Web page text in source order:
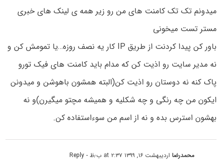
میدونم تک تک کامنت های من رو زیر همه ی لینک های خبری
مستر تست میخونی
باور کن پیدا کردنت از طریق IP کار یه نصف روزه…یا تمومش کن و
نه مدیر سایت رو اذیت کن که مدام باید کامنت های فیک تورو
پاک کنه نه دوستان رو اذیت کن(البته همشون باهوشن و میدونن
ایکون من چه رنگی و چه شکلیه و همیشه مچتو میگیرن)و نه
بهشون استرس بده و نه از اسم من سوءاستفاده کن.
محمدرضااردیبهشت ۱۶, ۱۳۹۹ at ۲:۳۷ ب٫ظ - Reply